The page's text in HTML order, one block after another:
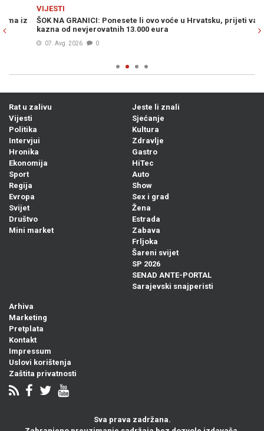
VIJESTI
ŠOK NA GRANICI: Ponesete li ovo voće u Hrvatsku, prijeti vam
kazna od nevjerovatnih 13.000 eura
07. Avg. 2026 0
Rat u zalivu
Vijesti
Politika
Intervjui
Hronika
Ekonomija
Sport
Regija
Evropa
Svijet
Društvo
Mini market
Jeste li znali
Sjećanje
Kultura
Zdravlje
Gastro
HiTec
Auto
Show
Sex i grad
Žena
Estrada
Zabava
Frljoka
Šareni svijet
SP 2026
SENAD ANTE-PORTAL
Sarajevski snajperisti
Arhiva
Marketing
Pretplata
Kontakt
Impressum
Uslovi korištenja
Zaštita privatnosti
Sva prava zadržana.